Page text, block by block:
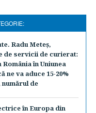
Radu Meteş,
de servicii de curierat:
în Uniunea
ne va aduce 15-20%
de
în Europa din